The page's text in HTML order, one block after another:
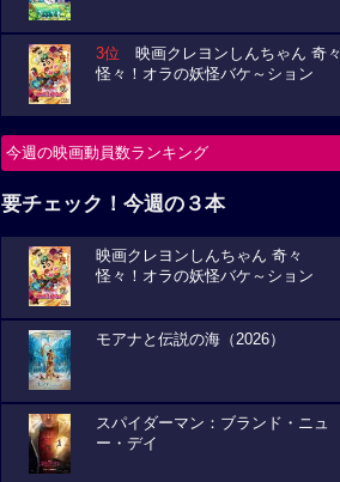
3位 映画クレヨンしんちゃん 奇々
怪々！オラの妖怪バケ～ション
今週の映画動員数ランキング
要チェック！今週の３本
映画クレヨンしんちゃん 奇々
怪々！オラの妖怪バケ～ション
モアナと伝説の海（2026）
スパイダーマン：ブランド・ニュ
ー・デイ